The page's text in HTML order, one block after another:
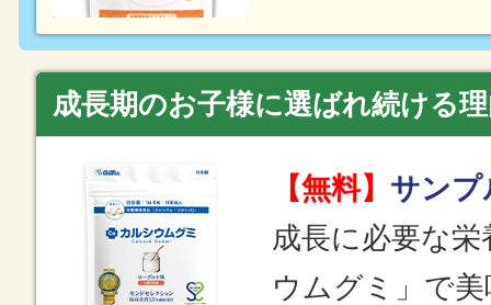
成長期のお子様に選ばれ続ける
【無料】 サンプ
成長に必要な
ウムグミ」で